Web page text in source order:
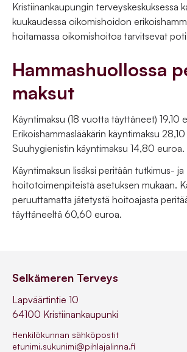
Kristiinankaupungin terveyskeskuksessa
kuukaudessa oikomishoidon
hoitamassa oikomishoitoa tarvitsevat
Hammashuollossa
maksut
Käyntimaksu (18 vuotta täyttäneet) 19,10
Erikoishammaslääkärin käyntimaksu
Suuhygienistin käyntimaksu 14,80 euroa.
Käyntimaksun lisäksi peritään tutkimus- ja
hoitotoimenpiteistä asetuksen mukaan.
peruuttamatta jätetystä hoitoajasta
täyttäneeltä 60,60 euroa.
Selkämeren Terveys
Lapväärtintie 10
64100 Kristiinankaupunki
Henkilökunnan sähköpostit
etunimi.sukunimi@pihlajalinna.fi